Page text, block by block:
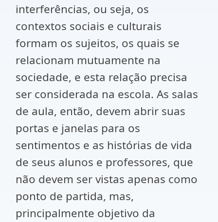
interferências, ou seja, os
contextos sociais e culturais
formam os sujeitos, os quais se
relacionam mutuamente na
sociedade, e esta relação precisa
ser considerada na escola. As salas
de aula, então, devem abrir suas
portas e janelas para os
sentimentos e as histórias de vida
de seus alunos e professores, que
não devem ser vistas apenas como
ponto de partida, mas,
principalmente objetivo da